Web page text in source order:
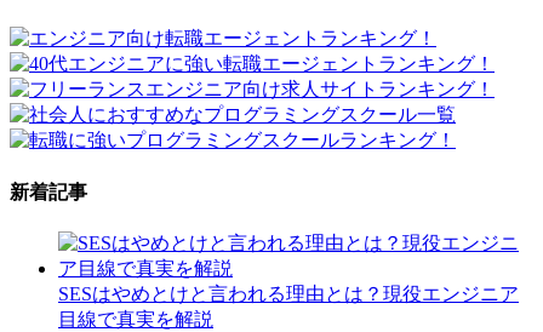
新着記事
SESはやめとけと言われる理由とは？現役エンジニア
目線で真実を解説